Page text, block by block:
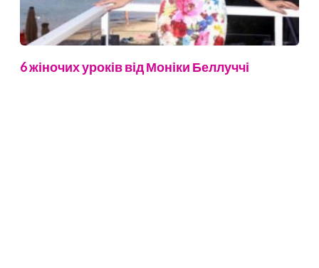
6 жіночих уроків від Моніки Беллуччі